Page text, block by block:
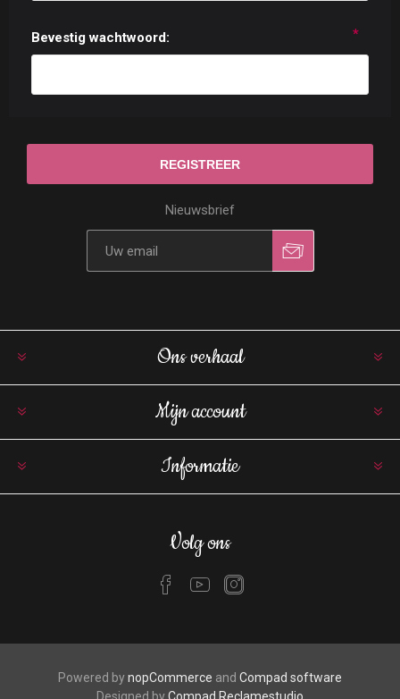
Bevestig wachtwoord: *
Nieuwsbrief
Ons verhaal
Mijn account
Informatie
Volg ons
Powered bynopCommerce and Compad software